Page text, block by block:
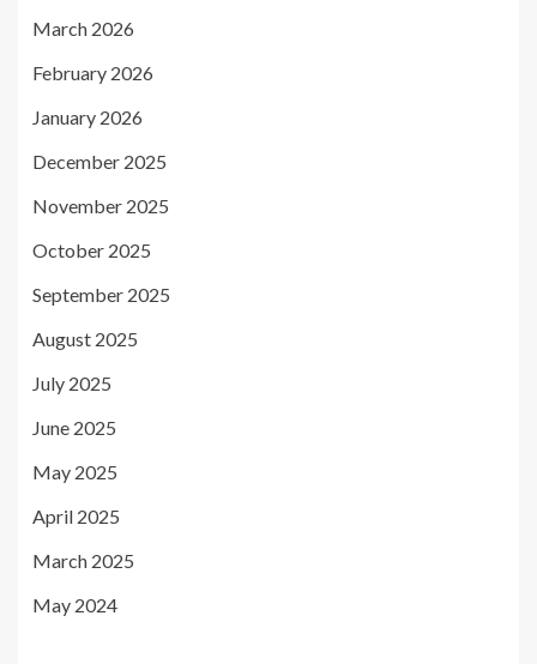
March 2026
February 2026
January 2026
December 2025
November 2025
October 2025
September 2025
August 2025
July 2025
June 2025
May 2025
April 2025
March 2025
May 2024